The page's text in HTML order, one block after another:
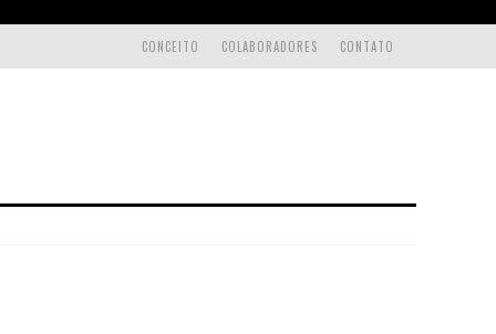
CONTATO
COLABORADORES
CONCEITO